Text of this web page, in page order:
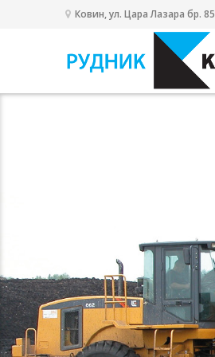
Ковин, ул. Цара Лазара бр. 85